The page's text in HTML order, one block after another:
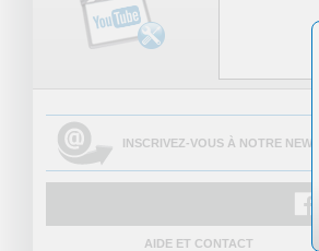
INSCRIVEZ-VOUS À NOTRE
AIDE ET CONTACT